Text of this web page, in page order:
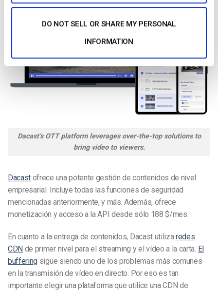
DO NOT SELL OR SHARE MY PERSONAL
INFORMATION
Dacast’s OTT platform leverages over-the-top solutions to
bring video to viewers.
Dacast ofrece una potente gestión de contenidos de nivel
empresarial. Incluye todas las funciones de seguridad
mencionadas anteriormente, y más. Además, ofrece
monetización y acceso a la API desde sólo 188 $/mes.
En cuanto a la entrega de contenidos, Dacast utilizaredes
CDN de primer nivel para el streaming y el vídeo a la carta. El
buffering sigue siendo uno de los problemas más comunes
en la transmisión de vídeo en directo. Por eso es tan
importante elegir una plataforma que utilice una CDN de